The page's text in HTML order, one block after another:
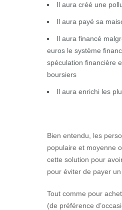
Il aura créé une
Il aura payé sa
Il aura financé
euros le système
spéculation financière
boursiers
Il aura enrichi les
Bien entendu, les
populaire et moyenne
cette solution pour
pour éviter de payer
Tout comme pour
(de préférence